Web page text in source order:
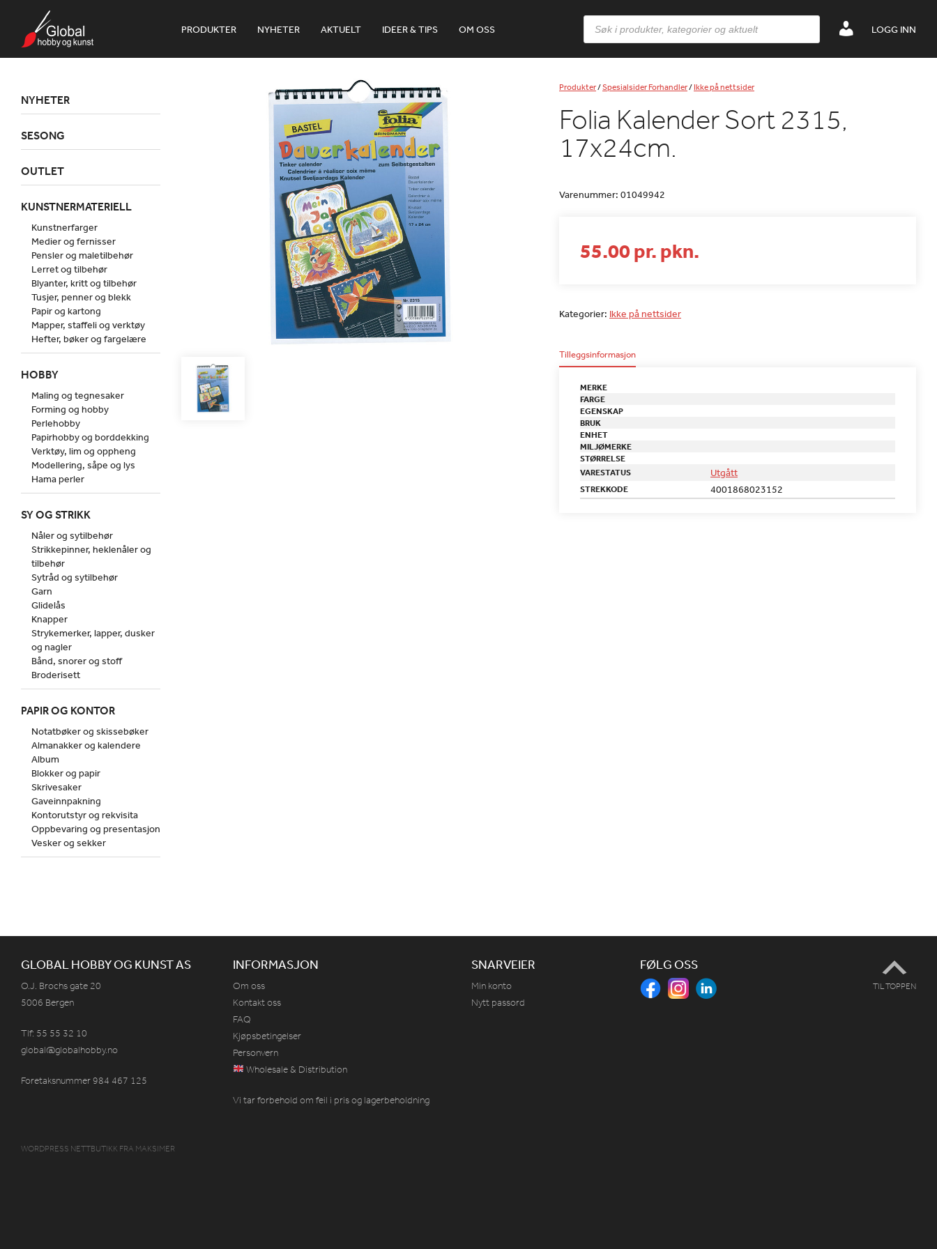
PRODUKTER NYHETER AKTUELT IDEER & TIPS OM OSS LOGG INN
Products
search
Produkter/Spesialsider Forhandler/Ikke på nettsider
Folia Kalender Sort 2315,
17x24cm.
Varenummer: 01049942
55.00 pr. pkn.
Kategorier: Ikke på nettsider
Tilleggsinformasjon
MERKE
FARGE
EGENSKAP
BRUK
ENHET
MILJØMERKE
STØRRELSE
VARESTATUS
Utgått
STREKKODE 4001868023152
NYHETER
SESONG
OUTLET
KUNSTNERMATERIELL
Kunstnerfarger
Medier og fernisser
Pensler og maletilbehør
Lerret og tilbehør
Blyanter, kritt og tilbehør
Tusjer, penner og blekk
Papir og kartong
Mapper, staffeli og verktøy
Hefter, bøker og fargelære
HOBBY
Maling og tegnesaker
Forming og hobby
Perlehobby
Papirhobby og borddekking
Verktøy, lim og oppheng
Modellering, såpe og lys
Hama perler
SY OG STRIKK
Nåler og sytilbehør
Strikkepinner, heklenåler og
tilbehør
Sytråd og sytilbehør
Garn
Glidelås
Knapper
Strykemerker, lapper, dusker
og nagler
Bånd, snorer og stoff
Broderisett
PAPIR OG KONTOR
Notatbøker og skissebøker
Almanakker og kalendere
Album
Blokker og papir
Skrivesaker
Gaveinnpakning
Kontorutstyr og rekvisita
Oppbevaring og presentasjon
Vesker og sekker
GLOBAL HOBBY OG KUNST AS
O.J. Brochs gate 20
5006 Bergen
Tlf: 55 55 32 10
global@globalhobby.no
Foretaksnummer 984 467 125
INFORMASJON
Om oss
Kontakt oss
FAQ
Kjøpsbetingelser
Personvern
Wholesale & Distribution
Vi tar forbehold om feil i pris og lagerbeholdning
SNARVEIER
Min konto
Nytt passord
FØLG OSS
TIL TOPPEN
WORDPRESS NETTBUTIKK FRA MAKSIMER